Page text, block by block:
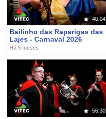
40:04
Bailinho das Raparigas das
Lajes - Carnaval 2026
Há 5 meses
56:30